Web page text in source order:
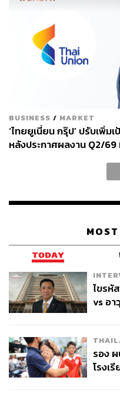
BUSINESS / MARKET
‘ไทยยูเนี่ยน กรุ๊ป’ ปรับเพิ่ม
หลังประกาศผลงาน Q2/
TODAY
ไขรหั
vs อา
รอง
โรงเ